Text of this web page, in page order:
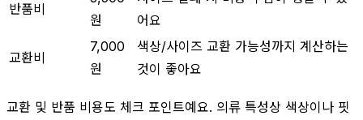
반품비
원
어요
교환비
7,000
원
색상/사이즈 교환 가능성까지 계산하는
것이 좋아요
교환 및 반품 비용도 체크 포인트예요. 의류 특성상 색상이나 핏